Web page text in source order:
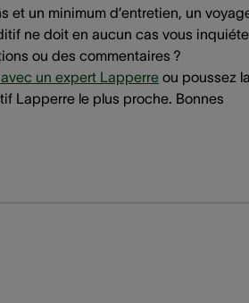
et un minimum d’entretien, un
ne doit en aucun cas vous
ou des commentaires ?
un expert Lapperre ou poussez
Lapperre le plus proche. Bonnes